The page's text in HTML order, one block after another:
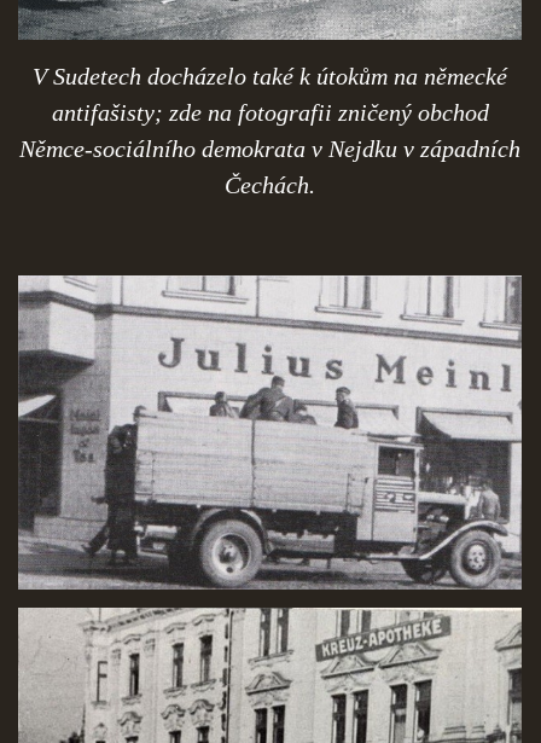
V Sudetech docházelo také k útokům na německé
antifašisty; zde na fotografii zničený obchod
Němce-sociálního demokrata v Nejdku v západních
Čechách.